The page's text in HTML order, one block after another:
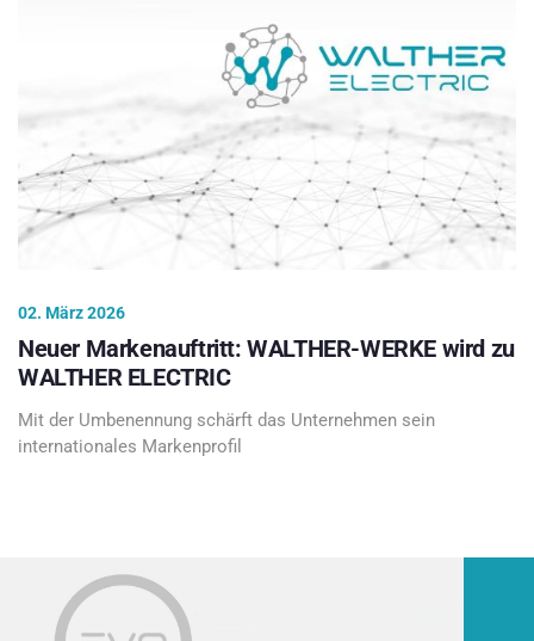
02. März 2026
Neuer Markenauftritt: WALTHER-WERKE wird zu
WALTHER ELECTRIC
Mit der Umbenennung schärft das Unternehmen sein
internationales Markenprofil